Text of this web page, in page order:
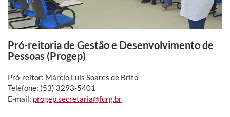
Pró-reitoria de Gestão e Desenvolvimento de
Pessoas (Progep)
Pró-reitor: Márcio Luis Soares de Brito
Telefone: (53) 3293-5401
E-mail: progep.secretaria@furg.br